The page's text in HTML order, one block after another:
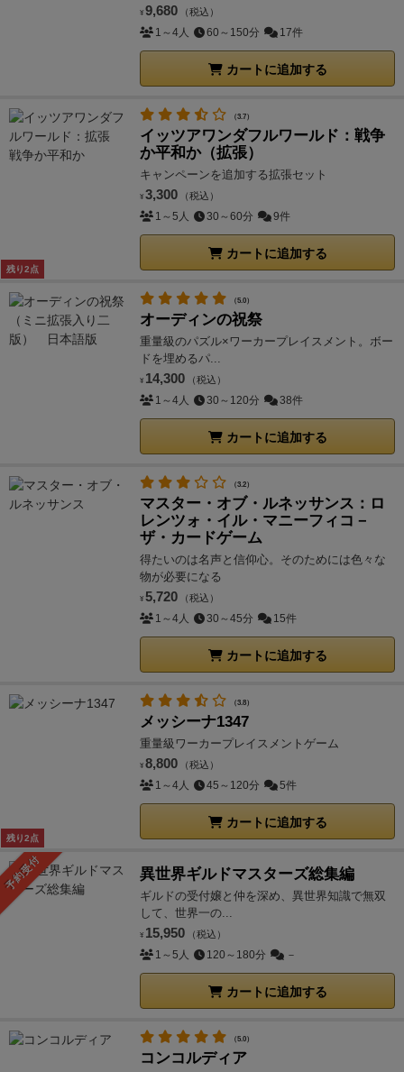
¥ 9,680 （税込）
1～4人 60～150分 17件
カートに追加する
残り2点
（3.7）
イッツアワンダフルワールド：戦争
か平和か（拡張）
キャンペーンを追加する拡張セット
¥ 3,300 （税込）
1～5人 30～60分 9件
カートに追加する
（5.0）
オーディンの祝祭
重量級のパズル×ワーカープレイスメント。ボー
ドを埋めるパ...
¥ 14,300 （税込）
1～4人 30～120分 38件
カートに追加する
（3.2）
マスター・オブ・ルネッサンス：ロ
レンツォ・イル・マニーフィコ－
ザ・カードゲーム
得たいのは名声と信仰心。そのためには色々な
物が必要になる
¥ 5,720 （税込）
1～4人 30～45分 15件
カートに追加する
残り2点
（3.8）
メッシーナ1347
重量級ワーカープレイスメントゲーム
¥ 8,800 （税込）
1～4人 45～120分 5件
カートに追加する
予約受付 異世界ギルドマスターズ総集編
ギルドの受付嬢と仲を深め、異世界知識で無双
して、世界一の...
¥ 15,950 （税込）
1～5人 120～180分 －
カートに追加する
（5.0）
コンコルディア